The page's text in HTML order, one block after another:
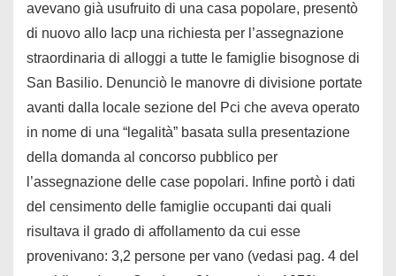
avevano già usufruito di una casa popolare, presentò
di nuovo allo Iacp una richiesta per l’assegnazione
straordinaria di alloggi a tutte le famiglie bisognose di
San Basilio. Denunciò le manovre di divisione portate
avanti dalla locale sezione del Pci che aveva operato
in nome di una “legalità” basata sulla presentazione
della domanda al concorso pubblico per
l’assegnazione delle case popolari. Infine portò i dati
del censimento delle famiglie occupanti dai quali
risultava il grado di affollamento da cui esse
provenivano: 3,2 persone per vano (vedasi pag. 4 del